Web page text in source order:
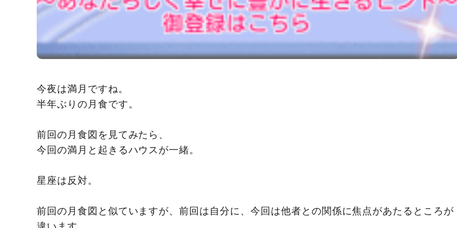
今夜は満月ですね。
半年ぶりの月食です。
前回の月食図を見てみたら、
今回の満月と起きるハウスが一緒。
星座は反対。
前回の月食図と似ていますが、前回は自分に、今回は他者との関係に焦点があたるところが
違います。